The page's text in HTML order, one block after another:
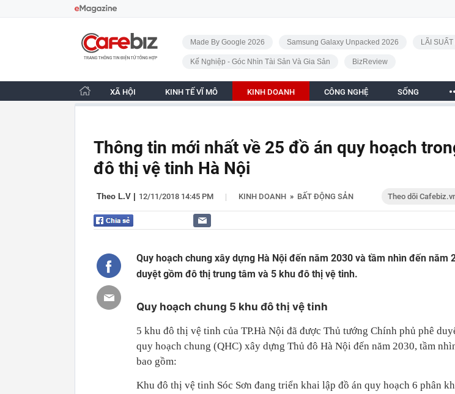
CafeBiz - Trang chủ
Made By Google 2026 Samsung Galaxy Unpacked 2026 LÃI
Kế Nghiệp - Góc Nhìn Tài Sản Và Gia Sản BizReview
XÃ HỘI KINH TẾ VĨ MÔ KINH DOANH CÔNG NGHỆ SỐNG
Thông tin mới nhất về 25 đồ án quy hoạch
đô thị vệ tinh Hà Nội
Theo L.V 12/11/2018 14:45 PM | KINH DOANH » BẤT ĐỘNG SẢN Theo dõi
Quy hoạch chung xây dựng Hà Nội đến năm 2030 và tầm nhìn đến năm
duyệt gồm đô thị trung tâm và 5 khu đô thị vệ tinh.
Quy hoạch chung 5 khu đô thị vệ tinh
5 khu đô thị vệ tinh của TP.Hà Nội đã được Thủ tướng Chính phủ phê
quy hoạch chung (QHC) xây dựng Thủ đô Hà Nội đến năm 2030, tầm
bao gồm:
Khu đô thị vệ tinh Sóc Sơn đang triển khai lập đồ án quy hoạch 6 phân